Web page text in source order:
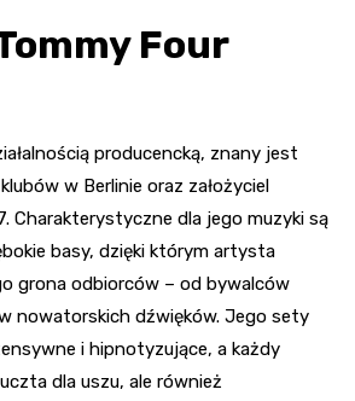
Four
producencką, znany jest
w Berlinie oraz założyciel
Charakterystyczne dla jego muzyki są
basy, dzięki którym artysta
grona odbiorców – od bywalców
nowatorskich dźwięków. Jego sety
i hipnotyzujące, a każdy
dla uszu, ale również